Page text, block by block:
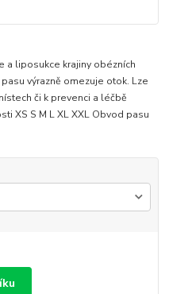
a liposukce krajiny obézních
výrazně omezuje otok. Lze
či k prevenci a léčbě
XS S M L XL XXL Obvod pasu